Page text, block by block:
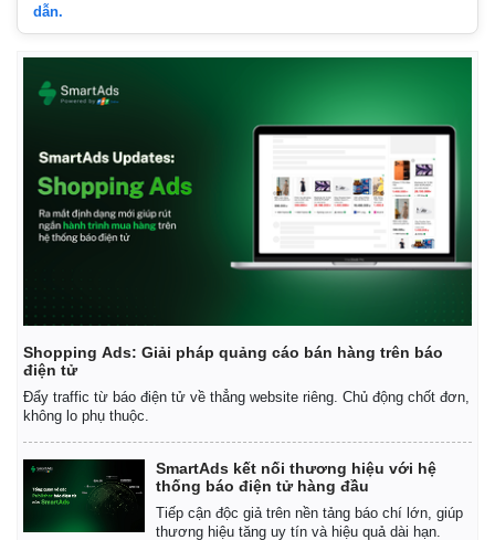
Vụ án
Tin nóng
Tư vấn luật
Quân sự - Quốc phòng
Việt Nam
Phân tích
dẫn.
Shopping Ads: Giải pháp quảng cáo bán hàng trên báo
điện tử
Đẩy traffic từ báo điện tử về thẳng website riêng. Chủ động chốt đơn,
không lo phụ thuộc.
SmartAds kết nối thương hiệu với hệ
thống báo điện tử hàng đầu
Tiếp cận độc giả trên nền tảng báo chí lớn, giúp
thương hiệu tăng uy tín và hiệu quả dài hạn.